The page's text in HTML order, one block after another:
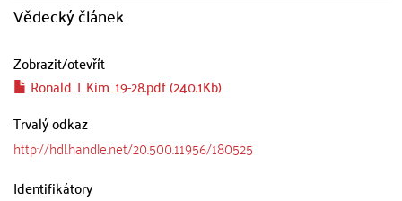
Vědecký článek
Zobrazit/otevřít
Ronald_I_Kim_19-28.pdf (240.1Kb)
Trvalý odkaz
http://hdl.handle.net/20.500.11956/180525
Identifikátory